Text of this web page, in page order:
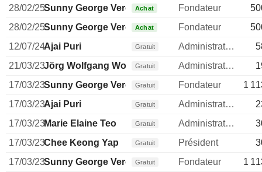
28/02/25Sunny George Verghese
Achat Fondateur
28/02/25Sunny George Verghese
Achat Fondateur
12/07/24Ajai Puri Gratuit Administrateur
21/03/23Jörg Wolfgang WolleGratuit Administrateur
17/03/23Sunny George Verghese
Gratuit Fondateur
1
17/03/23Ajai Puri Gratuit Administrateur
17/03/23Marie Elaine Teo Gratuit Administrateur
17/03/23Chee Keong Yap Gratuit Président
17/03/23Sunny George Verghese
Gratuit Fondateur
1